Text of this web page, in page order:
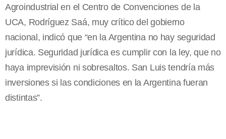
Agroindustrial en el Centro de Convenciones de la
UCA, Rodríguez Saá, muy crítico del gobierno
nacional, indicó que “en la Argentina no hay seguridad
jurídica. Seguridad jurídica es cumplir con la ley, que no
haya imprevisión ni sobresaltos. San Luis tendría más
inversiones si las condiciones en la Argentina fueran
distintas”.